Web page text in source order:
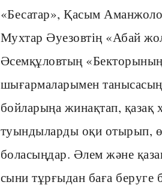
«Бесатар», Қасым
Мухтар Әуезовтің «Абай
Әсемқұловтың
шығармаларымен
бойларыңа жинақтап, қазақ
туындыларды оқи отырып,
боласыңдар. Әлем және
сыни тұрғыдан баға беруге